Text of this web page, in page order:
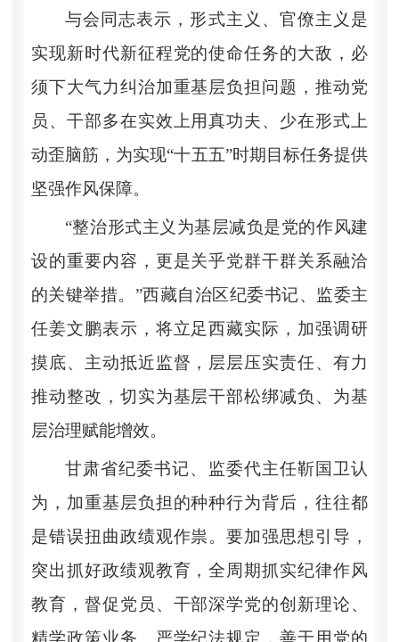
与会同志表示，形式主义、官僚主义是
实现新时代新征程党的使命任务的大敌，必
须下大气力纠治加重基层负担问题，推动党
员、干部多在实效上用真功夫、少在形式上
动歪脑筋，为实现“十五五”时期目标任务提供
坚强作风保障。
“整治形式主义为基层减负是党的作风建
设的重要内容，更是关乎党群干群关系融洽
的关键举措。”西藏自治区纪委书记、监委主
任姜文鹏表示，将立足西藏实际，加强调研
摸底、主动抵近监督，层层压实责任、有力
推动整改，切实为基层干部松绑减负、为基
层治理赋能增效。
甘肃省纪委书记、监委代主任靳国卫认
为，加重基层负担的种种行为背后，往往都
是错误扭曲政绩观作祟。要加强思想引导，
突出抓好政绩观教育，全周期抓实纪律作风
教育，督促党员、干部深学党的创新理论、
精学政策业务、严学纪法规定，善于用党的